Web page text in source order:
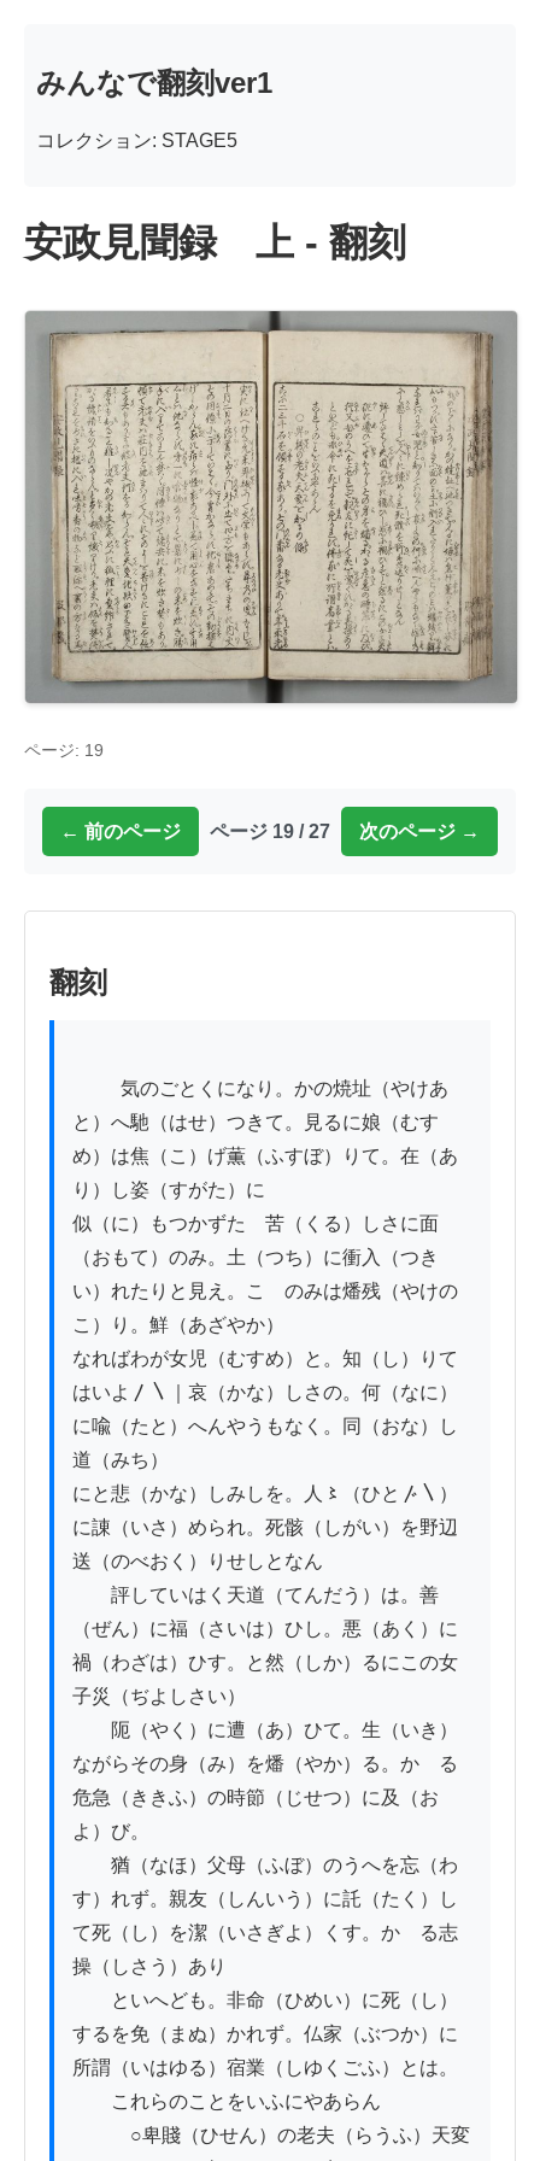
みんなで翻刻ver1
コレクション: STAGE5
安政見聞録 上 - 翻刻
ページ: 19
← 前のページ ページ 19 / 27 次のページ →
翻刻
と）へ馳（はせ）つきて。見るに娘（むす
め）は焦（こ）げ薫（ふすぼ）りて。在（あ
り）し姿（すがた）に
似（に）もつかずたゞ苦（くる）しさに面
（おもて）のみ。土（つち）に衝入（つき
い）れたりと見え。こゝのみは燔残（やけの
こ）り。鮮（あざやか）
なればわが女児（むすめ）と。知（し）りて
はいよ〳〵｜哀（かな）しさの。何（なに）
に喩（たと）へんやうもなく。同（おな）し
道（みち）
にと悲（かな）しみしを。人〻（ひと〴〵）
に諌（いさ）められ。死骸（しがい）を野辺
送（のべおく）りせしとなん
評していはく天道（てんだう）は。善
（ぜん）に福（さいは）ひし。悪（あく）に
禍（わざは）ひす。と然（しか）るにこの女
子災（ぢよしさい）
阨（やく）に遭（あ）ひて。生（いき）
ながらその身（み）を燔（やか）る。かゝる
危急（ききふ）の時節（じせつ）に及（お
よ）び。
猶（なほ）父母（ふぼ）のうへを忘（わ
す）れず。親友（しんいう）に託（たく）し
て死（し）を潔（いさぎよ）くす。かゝる志
操（しさう）あり
といへども。非命（ひめい）に死（し）
するを免（まぬ）かれず。仏家（ぶつか）に
所謂（いはゆる）宿業（しゆくごふ）とは。
これらのことをいふにやあらん
○卑賤（ひせん）の老夫（らうふ）天変